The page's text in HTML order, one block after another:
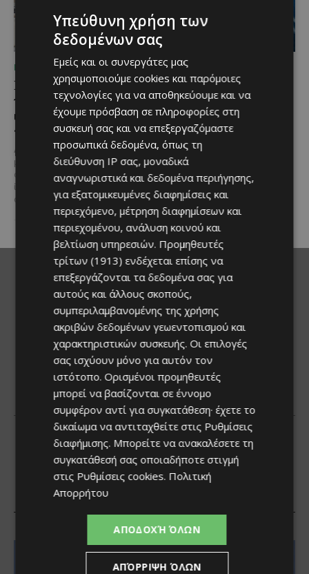
ΜΈΝΟΥΜΕ ΕΝΗΜΕΡΩΜΈΝΟΙ
Η Mercedes-Benz
γιορτάζει έναν αιώνα
ιστορίας και κοιτάζει
προς το μέλλον
Λίγες αυτοκινητοβιομηχανίες
μπορούν να ισχυριστούν ότι το
όνομά τους έγινε συνώνυμο της
ίδιας της ιστορίας του
αυτοκινήτου. Η...
ΜΈΝΟΥΜΕ ΕΝΗΜΕΡΩΜΈΝΟΙ
Ο τουρισμός ως εθνική
υπόθεση
Του Γιάννου Πανταζή* Είναι κοινή
πεποίθηση ότι ο τουρισμός
αποτελεί μία από τις
σημαντικότερες βιομηχανίες της
Κύπρου και διαχρονικά...
Υπεύθυνη χρήση των
δεδομένων σας
Εμείς και οι συνεργάτες μας
χρησιμοποιούμε cookies και παρόμοιες
τεχνολογίες για να αποθηκεύουμε και να
έχουμε πρόσβαση σε πληροφορίες στη
συσκευή σας και να επεξεργαζόμαστε
προσωπικά δεδομένα, όπως τη
διεύθυνση IP σας, μοναδικά
αναγνωριστικά και δεδομένα περιήγησης,
για εξατομικευμένες διαφημίσεις και
περιεχόμενο, μέτρηση διαφημίσεων και
περιεχομένου, ανάλυση κοινού και
βελτίωση υπηρεσιών. Προμηθευτές
τρίτων (1913) ενδέχεται επίσης να
επεξεργάζονται τα δεδομένα σας για
αυτούς και άλλους σκοπούς,
συμπεριλαμβανομένης της χρήσης
ακριβών δεδομένων γεωεντοπισμού και
χαρακτηριστικών συσκευής. Οι επιλογές
σας ισχύουν μόνο για αυτόν τον
ιστότοπο. Ορισμένοι προμηθευτές
μπορεί να βασίζονται σε έννομο
συμφέρον αντί για συγκατάθεση· έχετε το
δικαίωμα να αντιταχθείτε στις Ρυθμίσεις
διαφήμισης. Μπορείτε να ανακαλέσετε τη
συγκατάθεσή σας οποιαδήποτε στιγμή
στις Ρυθμίσεις cookies. Πολιτική
Απορρήτου
ΑΠΟΔΟΧΉ ΌΛΩΝ
ΑΠΌΡΡΙΨΗ ΌΛΩΝ